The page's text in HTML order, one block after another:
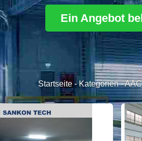
Ein Angebot
Startseite-Kategorien-